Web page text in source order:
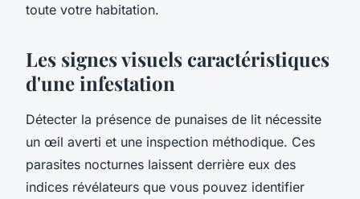
toute votre habitation.
Les signes visuels caractéristiques
d'une infestation
Détecter la présence de punaises de lit nécessite
un œil averti et une inspection méthodique. Ces
parasites nocturnes laissent derrière eux des
indices révélateurs que vous pouvez identifier